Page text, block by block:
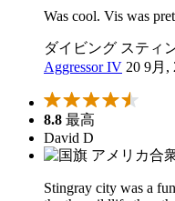
Was cool. Vis was
ダイビング スティ
Aggressor IV 20 9月,
8.8 最高
David D
Stingray city was a